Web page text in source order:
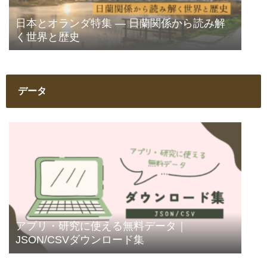
日本とオランダ特集 ― 日蘭関係から読み解
く世界と歴史
データ
アプリ・研究に使える無料データ｜
JSON/CSVダウンロード集